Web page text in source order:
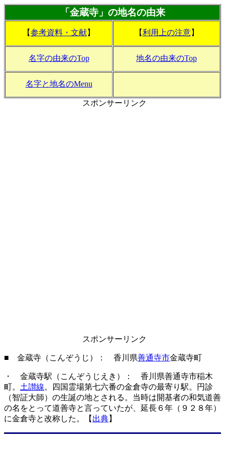
「金蔵寺」の地名の由来
【参考資料・文献】 【利用上の注意】
名字の由来のTop 地名の由来のTop
名字と地名のMenu
スポンサーリンク
スポンサーリンク
■ 金蔵寺（こんぞうじ）： 香川県善通寺市金蔵寺町
・ 金蔵寺駅（こんぞうじえき）： 香川県善通寺市稲木
町。 土讃線。四国霊場第七六番の金倉寺の最寄り駅。円診
（智証大師）の生誕の地とされる。当時は開基者の和気道善
の名をとって道善寺と言っていたが、延長６年（９２８年）
に金倉寺と改称した。【 出典】